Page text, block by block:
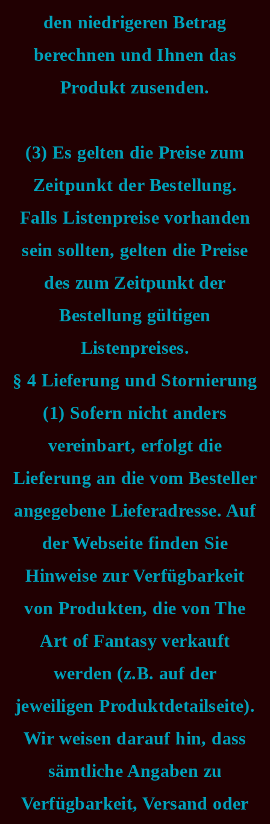
den niedrigeren Betrag
berechnen und Ihnen das
Produkt zusenden.
(3) Es gelten die Preise zum
Zeitpunkt der Bestellung.
Falls Listenpreise vorhanden
sein sollten, gelten die Preise
des zum Zeitpunkt der
Bestellung gültigen
Listenpreises.
§ 4 Lieferung und Stornierung
(1) Sofern nicht anders
vereinbart, erfolgt die
Lieferung an die vom Besteller
angegebene Lieferadresse. Auf
der Webseite finden Sie
Hinweise zur Verfügbarkeit
von Produkten, die von The
Art of Fantasy verkauft
werden (z.B. auf der
jeweiligen Produktdetailseite).
Wir weisen darauf hin, dass
sämtliche Angaben zu
Verfügbarkeit, Versand oder